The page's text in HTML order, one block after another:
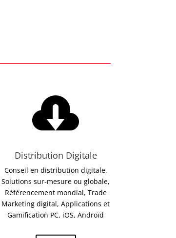

Distribution Digitale
Conseil en distribution digitale,
Solutions sur-mesure ou globale,
Référencement mondial, Trade
Marketing digital, Applications et
Gamification PC, iOS, Androïd